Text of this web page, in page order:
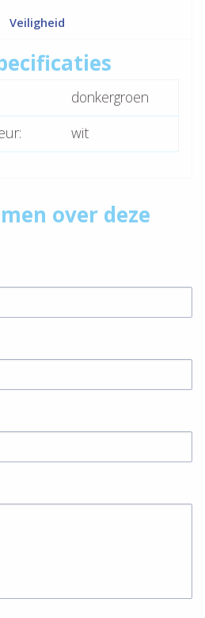
Veiligheid
donkergroen
wit
over deze